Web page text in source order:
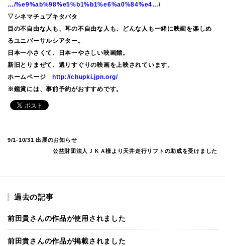
…/%e9%ab%98%e5%b1%b1%e6%a0%84%e4…/
▽シネマチュプキタバタ
目の不自由な人も、耳の不自由な人も、どんな人も一緒に映画を楽しめ
るユニバーサルシアター。
日本一小さくて、日本一やさしい映画館。
新旧とりまぜて、選りすぐりの映画を上映されています。
ホームページ
http://chupki.jpn.org/
※鑑賞には、事前予約がおすすめです。
9/1-10/31 出展のお知らせ
公益財団法人ＪＫＡ様より天井走行リフトの助成を受けました
過去の記事
前田貴さんの作品が使用されました
前田貴さんの作品が掲載されました